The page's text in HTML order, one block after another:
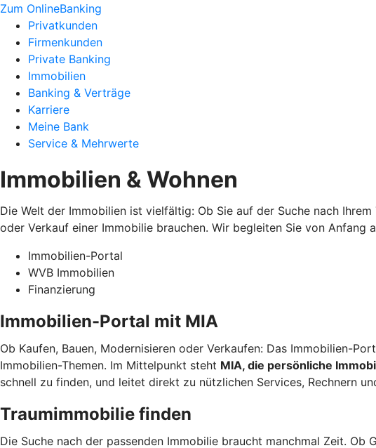
Zum OnlineBanking
Privatkunden
Firmenkunden
Private Banking
Immobilien
Banking & Verträge
Karriere
Meine Bank
Service & Mehrwerte
Immobilien & Wohnen
Die Welt der Immobilien ist vielfältig: Ob Sie auf der Suche nach
oder Verkauf einer Immobilie brauchen. Wir begleiten Sie von Anfang
Immobilien-Portal
WVB Immobilien
Finanzierung
Immobilien-Portal mit MIA
Ob Kaufen, Bauen, Modernisieren oder Verkaufen: Das Immobilien-
Immobilien-Themen. Im Mittelpunkt steht MIA, die persönliche
schnell zu finden, und leitet direkt zu nützlichen Services, Rechnern
Traumimmobilie finden
Die Suche nach der passenden Immobilie braucht manchmal Zeit.